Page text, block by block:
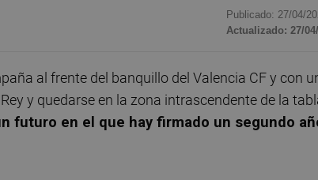
Publicado: 27/04/
Actualizado: 27/04/
al frente del banquillo del Valencia CF y con
y quedarse en la zona intrascendente de la
futuro en el que hay firmado un segundo